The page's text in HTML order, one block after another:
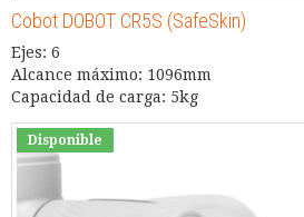
Cobot DOBOT CR5S (SafeSkin)
Ejes: 6
Alcance máximo: 1096mm
Capacidad de carga: 5kg
Disponible